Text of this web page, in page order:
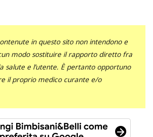
in questo sito non intendono e
modo sostituire il rapporto diretto fra
salute e l’utente. È pertanto opportuno
il proprio medico curante e/o